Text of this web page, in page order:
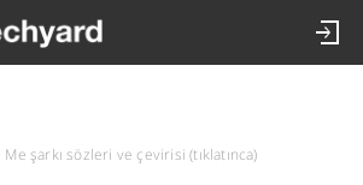
şarkı sözleri ve çevirisi (tıklatınca)